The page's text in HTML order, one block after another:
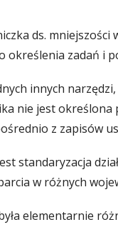
ds.
zadań i
innych
nie jest
z zapisów
standaryzacja
w różnych
elementarnie